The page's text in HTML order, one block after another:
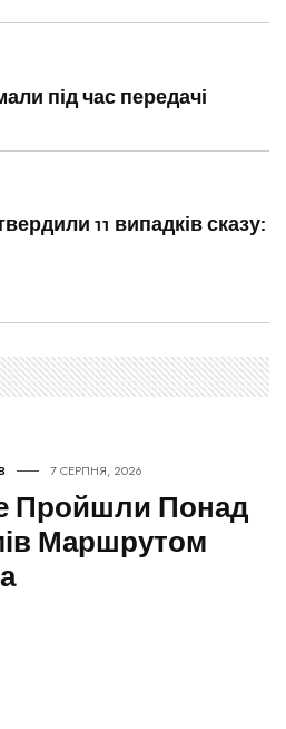
під час передачі
11 випадків сказу:
7 СЕРПНЯ, 2026
Пройшли Понад
Маршрутом